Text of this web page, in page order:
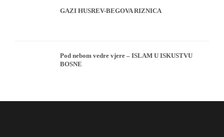
GAZI HUSREV-BEGOVA RIZNICA
Pod nebom vedre vjere – ISLAM U ISKUSTVU
BOSNE